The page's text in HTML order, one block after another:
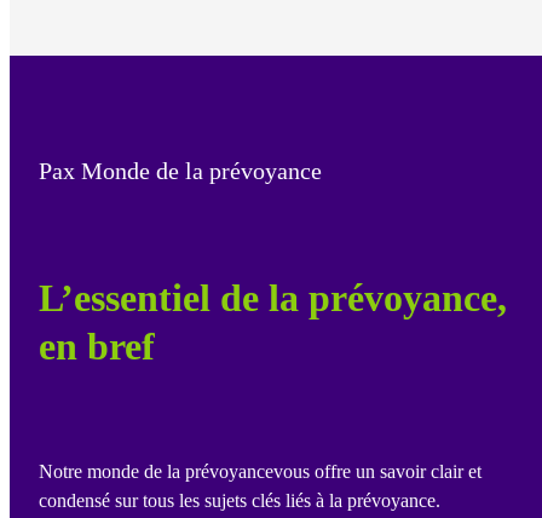
Pax Monde de la prévoyance
L’essentiel de la prévoyance,
en bref
Notre monde de la prévoyancevous offre un savoir clair et
condensé sur tous les sujets clés liés à la prévoyance.